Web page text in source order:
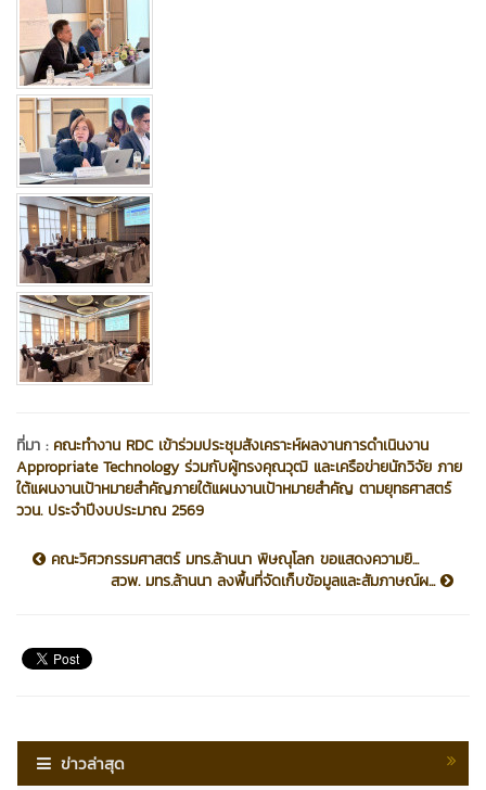
ที่มา : คณะทำงาน RDC เข้าร่วมประชุมสังเคราะห์ผลงานการดำเนินงาน
Appropriate Technology ร่วมกับผู้ทรงคุณวุฒิ และเครือข่ายนักวิจัย ภาย
ใต้แผนงานเป้าหมายสำคัญภายใต้แผนงานเป้าหมายสำคัญ ตามยุทธศาสตร์
ววน. ประจำปีงบประมาณ 2569
คณะวิศวกรรมศาสตร์ มทร.ล้านนา พิษณุโลก ขอแสดงความยิ...
สวพ. มทร.ล้านนา ลงพื้นที่จัดเก็บข้อมูลและสัมภาษณ์ผ...
ข่าวล่าสุด